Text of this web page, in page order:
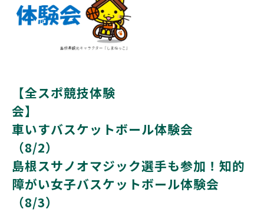
【全スポ競技体験
車いすバスケットボール体験会
（8/
島根スサノオマジック選手も参加！知的
障がい女子バスケットボール体験会
（8/3）